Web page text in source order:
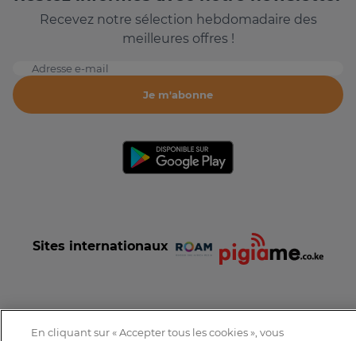
Recevez notre sélection hebdomadaire des
meilleures offres !
Adresse e-mail
Je m'abonne
Sites internationaux
En cliquant sur « Accepter tous les cookies », vous